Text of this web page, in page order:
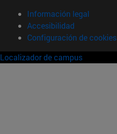
Información legal
Accesibilidad
Configuración de cookies
Localizador de campus